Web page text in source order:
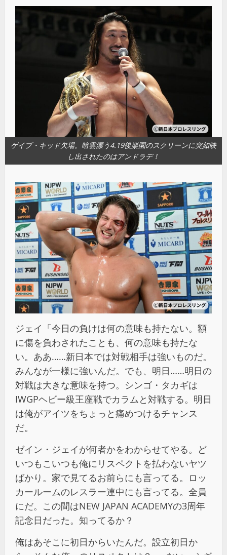
ゲイブ・キッド欠場。暗雲漂う4.19後楽園のスクリーンに突如映
し出されたのはアンドラデ！
ジェイ「今日の負けは何の意味も持たない。額
に傷を負わされたことも、何の意味も持たな
い。ああ……新日本では対戦相手は強いものだ。
みんなが一様に強いんだ。でも、明日……明日の
対戦は大きな意味を持つ。シンゴ・タカギは
IWGPヘビー級王座戦でカラムと対戦する。明日
は俺がアイツをちょっと痛めつけるチャンス
だ。
ゼイン・ジェイが何者かをわからせてやる。ど
いつもこいつも俺にリスペクトを払わないヤツ
ばかり。家で見てるお前らにも言ってる。ロッ
カールームのレスラー連中にも言ってる。全員
にだ。この間はNEW JAPAN ACADEMYの3周年
記念日だった。知ってるか？
俺はあそこに初日からいたんだ。設立初日か